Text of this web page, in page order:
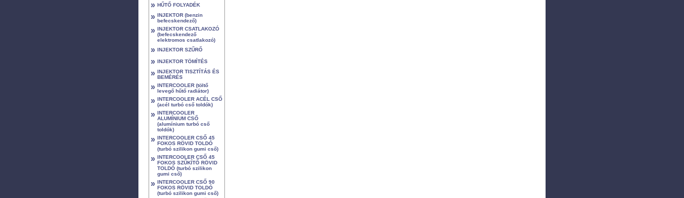
» HŰTŐ FOLYADÉK
» INJEKTOR (benzin
befecskendező)
» INJEKTOR CSATLAKOZÓ
(befecskendező
elektromos csatlakozó)
» INJEKTOR SZŰRŐ
» INJEKTOR TÖMÍTÉS
» INJEKTOR TISZTÍTÁS ÉS
BEMÉRÉS
» INTERCOOLER (töltő
levegő hűtő radiátor)
» INTERCOOLER ACÉL CSŐ
(acél turbó cső toldók)
» INTERCOOLER
ALUMÍNIUM CSŐ
(alumínium turbó cső
toldók)
» INTERCOOLER CSŐ 45
FOKOS RÖVID TOLDÓ
(turbó szilikon gumi cső)
» INTERCOOLER CSŐ 45
FOKOS SZŰKÍTŐ RÖVID
TOLDÓ (turbó szilikon
gumi cső)
» INTERCOOLER CSŐ 90
FOKOS RÖVID TOLDÓ
(turbó szilikon gumi cső)